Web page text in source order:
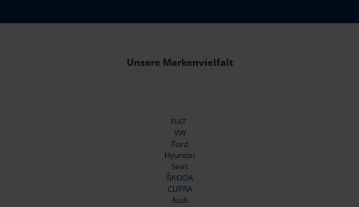
Unsere Markenvielfalt
FIAT
VW
Ford
Hyundai
Seat
ŠKODA
CUPRA
Audi